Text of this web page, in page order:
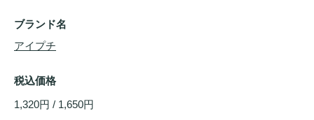
ブランド名
アイプチ
税込価格
1,320円 / 1,650円